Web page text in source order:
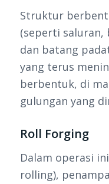
Struktur
(seperti saluran,
dan batang
yang terus
berbentuk, di
gulungan yang
Roll Forging
Dalam operasi
rolling),